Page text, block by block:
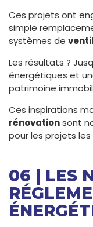
Ces projets ont
simple
systèmes de
Les résultats ?
énergétiques et
patrimoine
Ces inspirations
rénovationsont
pour les projets
06 | LES